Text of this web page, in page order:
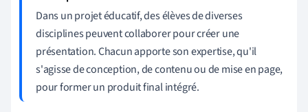
Dans un projet éducatif, des élèves de diverses
disciplines peuvent collaborer pour créer une
présentation. Chacun apporte son expertise, qu'il
s'agisse de conception, de contenu ou de mise en page,
pour former un produit final intégré.